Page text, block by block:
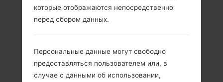
которые отображаются непосредственно
перед сбором данных.
Персональные данные могут свободно
предоставляться пользователем или, в
случае с данными об использовании,